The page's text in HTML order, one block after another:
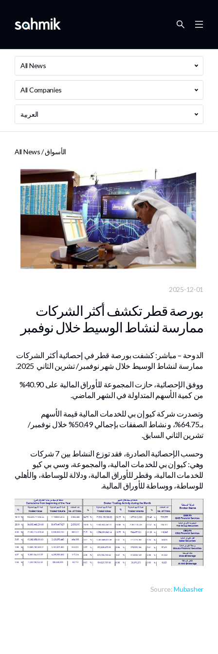
All News
All Companies
العربية
All News /الأسواق
2025-12-01
بورصة قطر تكشف أكثر الشركات
ممارسة لنشاط الوسيط خلال نوفمبر
الدوحة – مباشر: كشفت بورصة قطر في إحصائية أكثر الشركات
ممارسة لنشاط الوسيط خلال شهر نوفمبر/ تشرين الثاني 2025.
ووفق الإحصائية، حازت المجموعة للأوراق المالية على 40.90%
من كمية الأسهم المتداولة في الشهر الماضي.
وتصدرت شركة كيو إن بي للخدمات المالية قيمة الأسهم
بـ64.75%، و نشاط الصفقات بإجمالي 50.49% خلال نوفمبر/
تشرين الثاني السابق.
وحسب الإحصائية الصادرة، فقد توزع النشاط بين 7 شركات
وهي: كيو إن بي للخدمات المالية، والمجموعة، وسي بي كيو
للخدمات المالية، وقطر للأوراق المالية، ودلالة للوساطة، والأهلي
للوساطة، ووساطة للأوراق المالية.
Source:Mubasher